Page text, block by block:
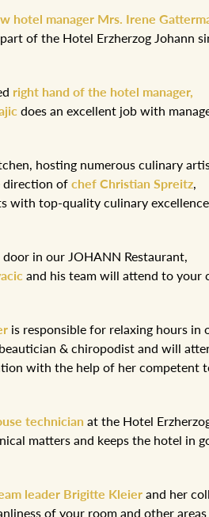
hotel manager Mrs. Irene
of the Hotel Erzherzog Johann
right hand of the hotel manager,
does an excellent job with
hosting numerous culinary
direction of chef Christian Spreitz,
with top-quality culinary
in our JOHANN Restaurant,
and his team will attend to your
is responsible for relaxing hours in
& chiropodist and will
with the help of her competent
technician at the Hotel
matters and keeps the hotel in
leader Brigitte Kleier and her
of your room and other